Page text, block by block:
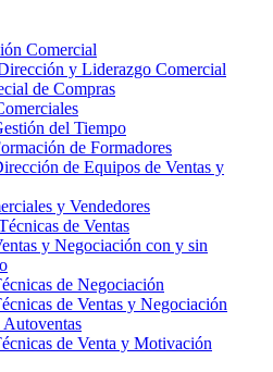
Comercial
y Liderazgo Comercial
de Compras
del Tiempo
de Formadores
de Equipos de Ventas y
y Vendedores
de Ventas
y Negociación con y sin
de Negociación
de Ventas y Negociación
Autoventas
de Venta y Motivación